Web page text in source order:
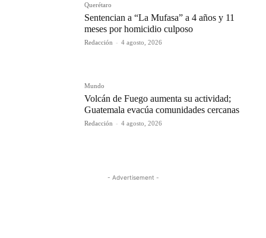
Querétaro
Sentencian a “La Mufasa” a 4 años y 11
meses por homicidio culposo
Redacción - 4 agosto, 2026
Mundo
Volcán de Fuego aumenta su actividad;
Guatemala evacúa comunidades cercanas
Redacción - 4 agosto, 2026
- Advertisement -